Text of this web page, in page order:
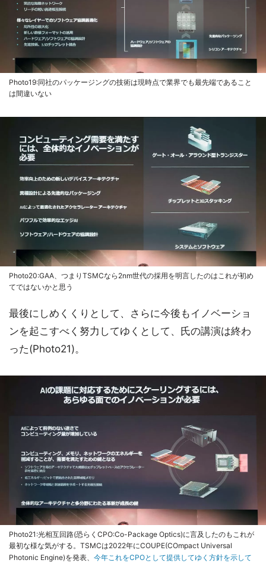
Photo19:同社のパッケージングの技術は現時点で業界でも最先端であること
は間違いない
Photo20:GAA、つまりTSMCなら2nm世代の採用を明言したのはこれが初め
てではないかと思う
最後にしめくくりとして、さらに今後もイノベーショ
ンを起こすべく努力してゆくとして、氏の講演は終わ
った(Photo21)。
Photo21:光相互回路(恐らくCPO:Co-Package Optics)に言及したのもこれが
最初な様な気がする。TSMCは2022年にCOUPE(COmpact Universal
Photonic Engine)を発表、 今年これをCPOとして提供してゆく方針を示して